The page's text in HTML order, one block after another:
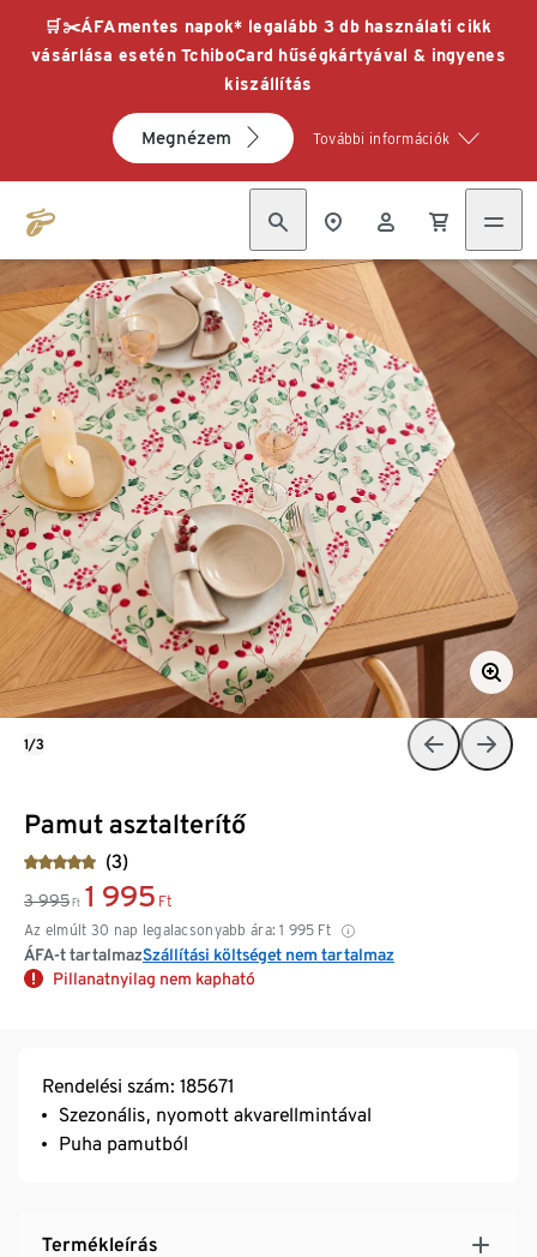
🛒✂️ÁFAmentes napok* legalább 3 db használati cikk
vásárlása esetén TchiboCard hűségkártyával & ingyenes
kiszállítás
Megnézem További információk
Pamut asztalterítő
(3)
3 995 Ft 1 995 Ft
Az elmúlt 30 nap legalacsonyabb ára: 1 995 Ft
ÁFA-t tartalmazSzállítási költséget nem tartalmaz
Pillanatnyilag nem kapható
1/3
Rendelési szám: 185671
Szezonális, nyomott akvarellmintával
Puha pamutból
Termékleírás